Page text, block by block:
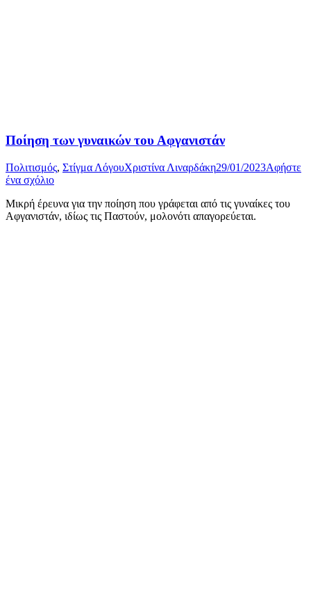
Ποίηση των γυναικών του Αφγανιστάν
Πολιτισμός, Στίγμα ΛόγουΧριστίνα Λιναρδάκη29/01/2023Αφήστε
ένα σχόλιο
Μικρή έρευνα για την ποίηση που γράφεται από τις γυναίκες του
Αφγανιστάν, ιδίως τις Παστούν, μολονότι απαγορεύεται.